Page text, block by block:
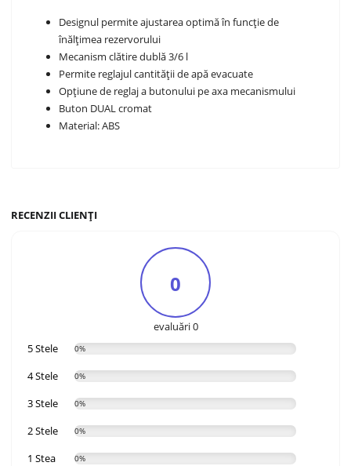
Designul permite ajustarea optimă în funcție de
înălțimea rezervorului
Mecanism clătire dublă 3/6 l
Permite reglajul cantității de apă evacuate
Opțiune de reglaj a butonului pe axa mecanismului
Buton DUAL cromat
Material: ABS
RECENZII CLIENȚI
0
evaluări 0
5 Stele
0%
4 Stele 0%
3 Stele 0%
2 Stele 0%
1 Stea 0%